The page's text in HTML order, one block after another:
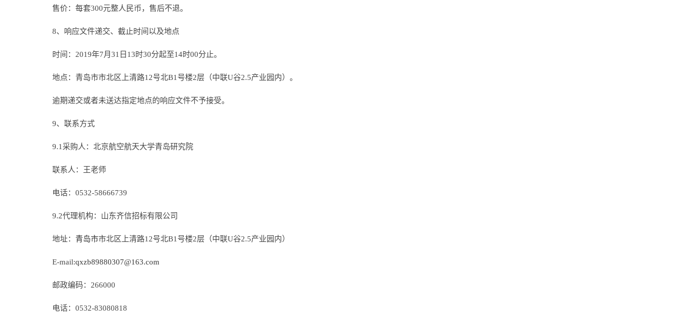
售价：每套300元整人民币，售后不退。
8、响应文件递交、截止时间以及地点
时间：2019年7月31日13时30分起至14时00分止。
地点：青岛市市北区上清路12号北B1号楼2层（中联U谷2.5产业园内）。
逾期递交或者未送达指定地点的响应文件不予接受。
9、联系方式
9.1采购人：北京航空航天大学青岛研究院
联系人：王老师
电话：0532-58666739
9.2代理机构：山东齐信招标有限公司
地址： 青岛市市北区上清路12号北B1号楼2层（中联U谷2.5产业园内）
E-mail:qxzb89880307@163.com
邮政编码：266000
电话：0532-83080818